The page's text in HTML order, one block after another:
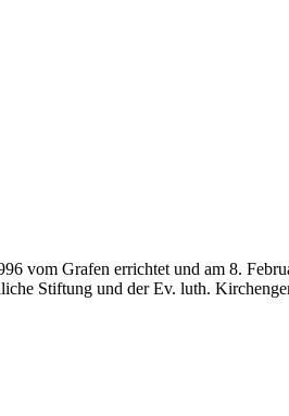
vom Grafen errichtet und am 8.
Stiftung und der Ev. luth.